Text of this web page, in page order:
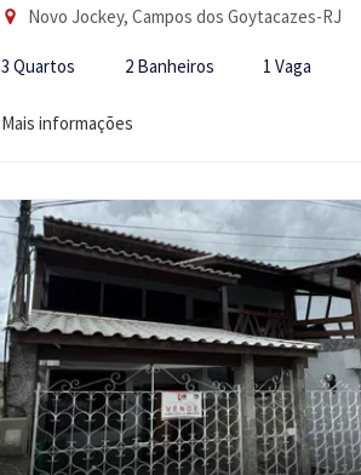
Novo Jockey, Campos dos Goytacazes-RJ
3 Quartos 2 Banheiros 1 Vaga
Mais informações